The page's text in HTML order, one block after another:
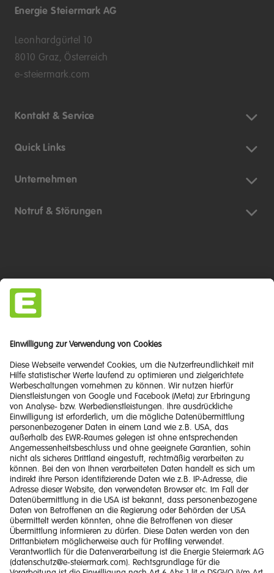
Energie Steiermark AG
Leonhardgürtel 10
8010 Graz, Österreich
e-steiermark.com
Kontakt & Service
Quick Links
Unternehmen
Notruf & Störungen